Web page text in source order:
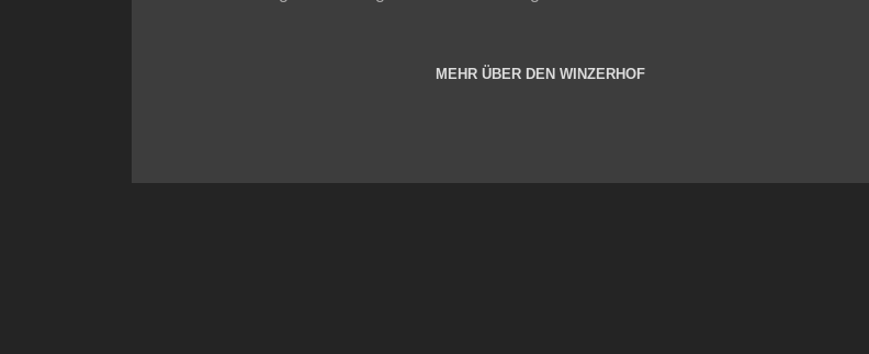
MEHR ÜBER DEN WINZERHOF